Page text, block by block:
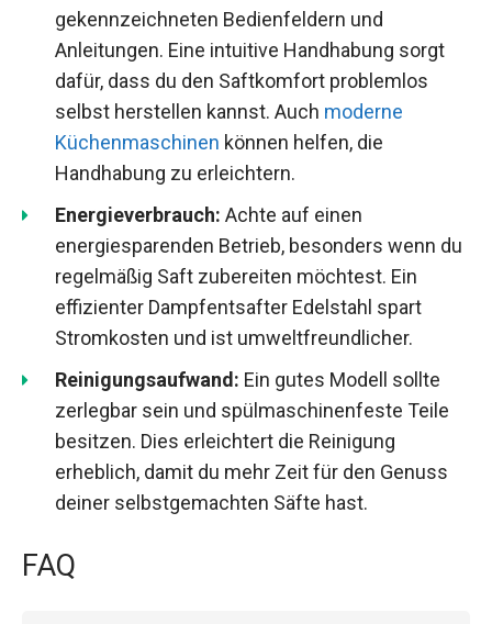
gekennzeichneten Bedienfeldern und
Anleitungen. Eine intuitive Handhabung sorgt
dafür, dass du den Saftkomfort problemlos
selbst herstellen kannst. Auch moderne
Küchenmaschinen können helfen, die
Handhabung zu erleichtern.
Energieverbrauch: Achte auf einen
energiesparenden Betrieb, besonders wenn du
regelmäßig Saft zubereiten möchtest. Ein
effizienter Dampfentsafter Edelstahl spart
Stromkosten und ist umweltfreundlicher.
Reinigungsaufwand: Ein gutes Modell sollte
zerlegbar sein und spülmaschinenfeste Teile
besitzen. Dies erleichtert die Reinigung
erheblich, damit du mehr Zeit für den Genuss
deiner selbstgemachten Säfte hast.
FAQ